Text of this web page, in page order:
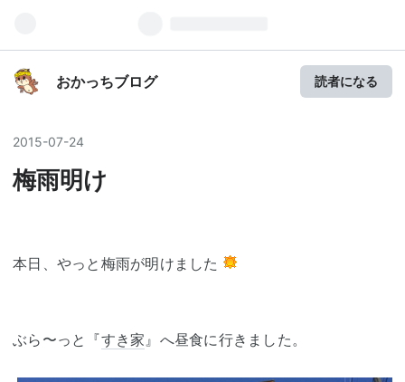
おかっちブログ 読者になる
2015-07-24
梅雨明け
本日、やっと梅雨が明けました
ぶら〜っと『すき家』へ昼食に行きました。